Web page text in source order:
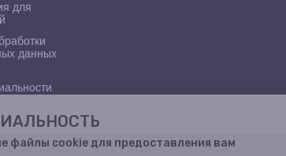
для
данных
файлы cookie для предоставления вам